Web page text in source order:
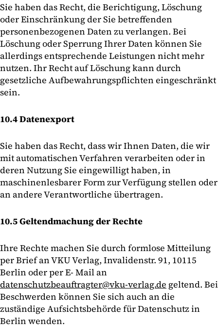
Sie haben das Recht, die Berichtigung, Löschung
oder Einschränkung der Sie betreffenden
personenbezogenen Daten zu verlangen. Bei
Löschung oder Sperrung Ihrer Daten können Sie
allerdings entsprechende Leistungen nicht mehr
nutzen. Ihr Recht auf Löschung kann durch
gesetzliche Aufbewahrungspflichten eingeschränkt
sein.
10.4 Datenexport
Sie haben das Recht, dass wir Ihnen Daten, die wir
mit automatischen Verfahren verarbeiten oder in
deren Nutzung Sie eingewilligt haben, in
maschinenlesbarer Form zur Verfügung stellen oder
an andere Verantwortliche übertragen.
10.5 Geltendmachung der Rechte
Ihre Rechte machen Sie durch formlose Mitteilung
per Brief an VKU Verlag, Invalidenstr. 91, 10115
Berlin oder per E- Mail an
datenschutzbeauftragter@vku-verlag.de geltend. Bei
Beschwerden können Sie sich auch an die
zuständige Aufsichtsbehörde für Datenschutz in
Berlin wenden.